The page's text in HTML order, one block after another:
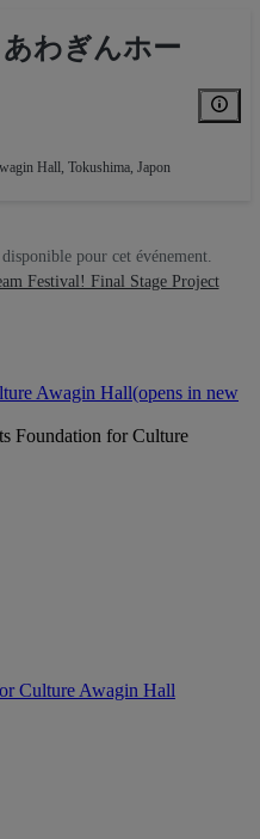
わぎんホー
Hall, Tokushima, Japon
pour cet événement.
Festival! Final Stage Project
Awagin Hall(opens in new
Foundation for Culture
Culture Awagin Hall